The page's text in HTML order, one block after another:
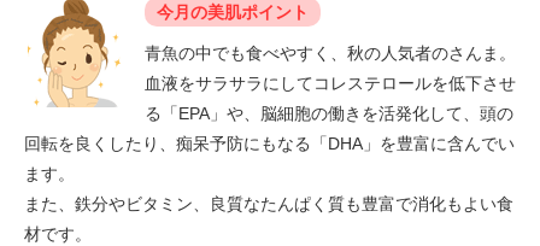
今月の美肌ポイント
青魚の中でも食べやすく、秋の人気者のさんま。
血液をサラサラにしてコレステロールを低下させ
る「EPA」や、脳細胞の働きを活発化して、頭の
回転を良くしたり、痴呆予防にもなる「DHA」を豊富に含んでい
ます。
また、鉄分やビタミン、良質なたんぱく質も豊富で消化もよい食
材です。